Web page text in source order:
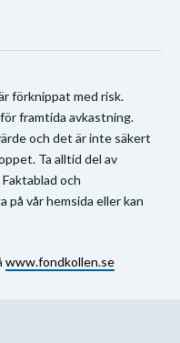
förknippat med risk.
framtida avkastning.
och det är inte säkert
Ta alltid del av
och
vår hemsida eller kan
www.fondkollen.se